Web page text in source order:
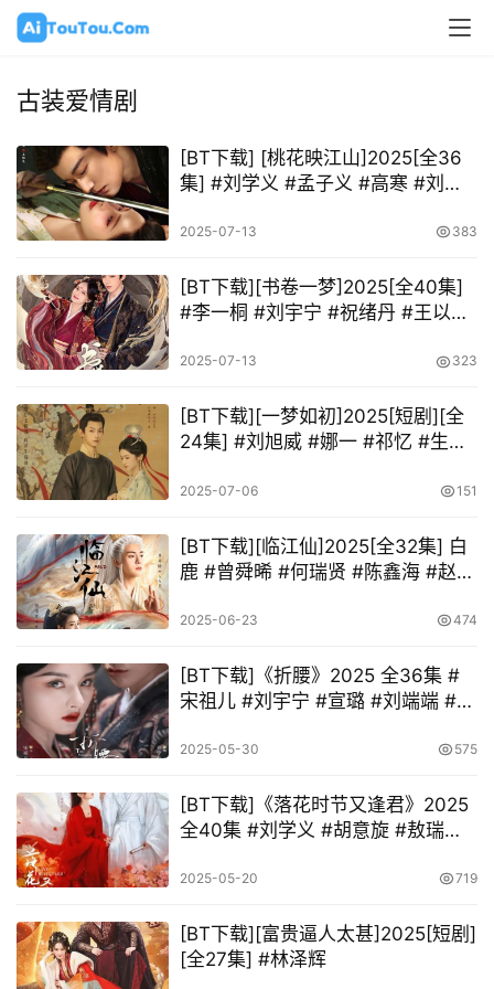
古装爱情剧
[BT下载] [桃花映江山]2025[全36
集] #刘学义 #孟子义 #高寒 #刘令
2025-07-13 383
[BT下载][书卷一梦]2025[全40集]
#李一桐 #刘宇宁 #祝绪丹 #王以纶
2025-07-13 323
[BT下载][一梦如初]2025[短剧][全
24集] #刘旭威 #娜一 #祁忆 #生港
2025-07-06 151
[BT下载][临江仙]2025[全32集] 白
鹿 #曾舜晞 #何瑞贤 #陈鑫海 #赵弈
2025-06-23 474
[BT下载]《折腰》2025 全36集 #
宋祖儿 #刘宇宁 #宣璐 #刘端端 #刘
2025-05-30 575
[BT下载]《落花时节又逢君》2025
全40集 #刘学义 #胡意旋 #敖瑞鹏
2025-05-20 719
[BT下载][富贵逼人太甚]2025[短剧]
[全27集] #林泽辉